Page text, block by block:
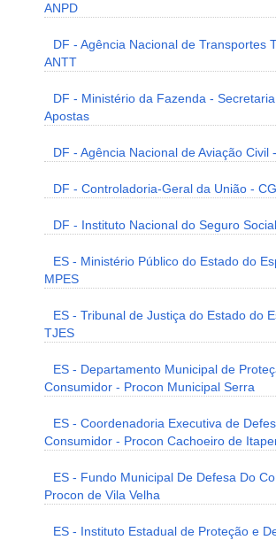
ANPD
DF - Agência Nacional de Transportes
ANTT
DF - Ministério da Fazenda -
Apostas
DF - Agência Nacional de Aviação Civil
DF - Controladoria-Geral da União -
DF - Instituto Nacional do Seguro
ES - Ministério Público do Estado do
MPES
ES - Tribunal de Justiça do Estado do
TJES
ES - Departamento Municipal de
Consumidor - Procon Municipal Serra
ES - Coordenadoria Executiva de
Consumidor - Procon Cachoeiro de
ES - Fundo Municipal De Defesa Do
Procon de Vila Velha
ES - Instituto Estadual de Proteção e